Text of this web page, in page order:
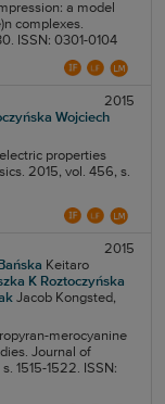
a model
complexes.
ISSN: 0301-0104
2015
Wojciech
properties
2015, vol. 456, s.
2015
Keitaro
K Roztoczyńska
Jacob Kongsted,
merocyanine
Journal of
1515-1522. ISSN: